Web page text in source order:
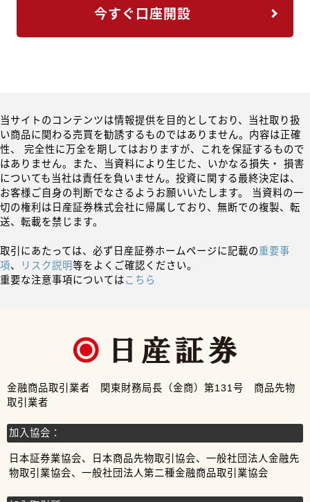
今すぐ口座開設
当サイトのコンテンツは情報提供を目的としており、当社取り扱
い商品に関わる売買を勧誘するものではありません。内容は正確
性、 完全性に万全を期してはおりますが、これを保証するもので
はありません。また、当資料により生じた、いかなる損失・ 損害
についても当社は責任を負いません。投資に関する最終決定は、
お客様ご自身の判断でなさるようお願いいたします。 当資料の一
切の権利は日産証券株式会社に帰属しており、無断での複製、転
送、転載を禁じます。
取引にあたっては、必ず日産証券ホームページに記載の重要事
項、 リスク説明等をよくご確認ください。
重要な注意事項についてはこちら
金融商品取引業者 関東財務局長（金商）第131号 商品先物
取引業者
加入協会：
日本証券業協会、日本商品先物取引協会、一般社団法人金融先
物取引業協会、一般社団法人第二種金融商品取引業協会